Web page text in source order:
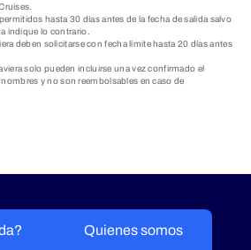
hasta 30 días antes de la fecha de salida salvo
indique lo contrario.
deben solicitarse con fecha límite hasta 20 días antes
solo pueden incluirse una vez confirmado el
y no son reembolsables en caso de
Quienes somos